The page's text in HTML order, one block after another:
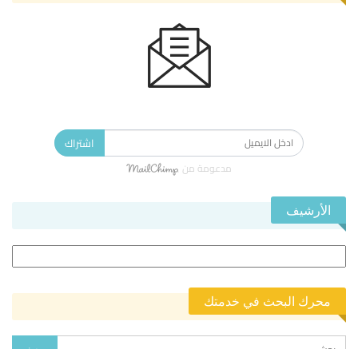
اشتراك
مدعومة من
الأرشيف
محرك البحث في خدمتك